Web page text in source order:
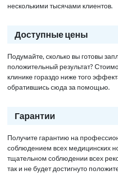
несколькими тысячами клиентов.
Доступные цены
Подумайте, сколько вы готовы
положительный результат?
клинике гораздо ниже того
обратившись сюда за помощью.
Гарантии
Получите гарантию на
соблюдением всех медицинских
тщательном соблюдении всех
так и не будет достигнуто